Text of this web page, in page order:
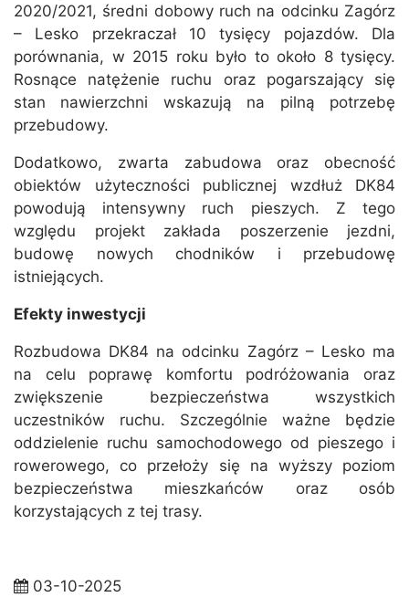
2020/2021, średni dobowy ruch na odcinku Zagórz
– Lesko przekraczał 10 tysięcy pojazdów. Dla
porównania, w 2015 roku było to około 8 tysięcy.
Rosnące natężenie ruchu oraz pogarszający się
stan nawierzchni wskazują na pilną potrzebę
przebudowy.
Dodatkowo, zwarta zabudowa oraz obecność
obiektów użyteczności publicznej wzdłuż DK84
powodują intensywny ruch pieszych. Z tego
względu projekt zakłada poszerzenie jezdni,
budowę nowych chodników i przebudowę
istniejących.
Efekty inwestycji
Rozbudowa DK84 na odcinku Zagórz – Lesko ma
na celu poprawę komfortu podróżowania oraz
zwiększenie bezpieczeństwa wszystkich
uczestników ruchu. Szczególnie ważne będzie
oddzielenie ruchu samochodowego od pieszego i
rowerowego, co przełoży się na wyższy poziom
bezpieczeństwa mieszkańców oraz osób
korzystających z tej trasy.
03-10-2025